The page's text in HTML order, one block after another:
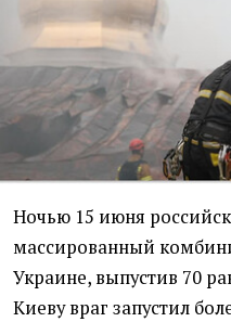
Ночью 15 июня
массированный
Украине, выпустив 70
Киеву враг запустил